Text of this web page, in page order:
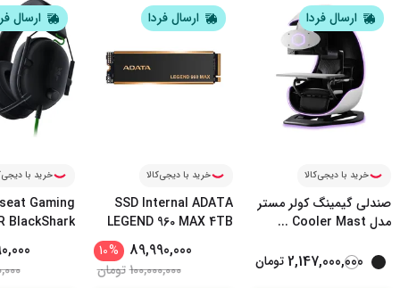
ارسال فردا
خرید با دیجی‌کالا
صندلی گیمینگ کولر مستر
مدل Cooler Mast
...
2,147,000,000 تومان
ارسال فردا
خرید با دیجی‌کالا
SSD Internal ADATA
LEGEND 960 MAX 4TB
89,990,000
%
10
100,000,000تومان
ارسال
خرید با
Gaming
BlackShark